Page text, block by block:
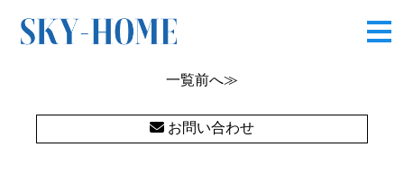
DSC00503
一覧前へ≫
お問い合わせ